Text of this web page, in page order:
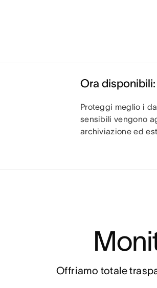
Ora
Proteggi meglio i
sensibili vengono
archiviazione ed
Offriamo totale